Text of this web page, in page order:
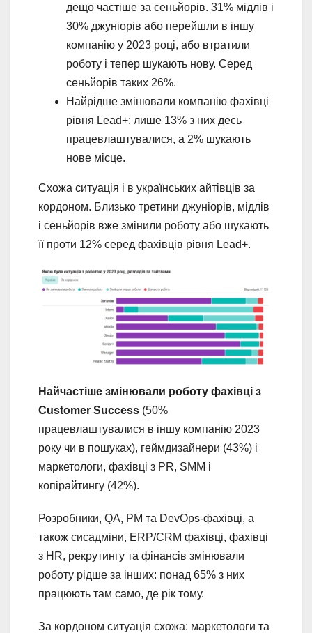
дещо частіше за сеньйорів. 31% мідлів і
30% джуніорів або перейшли в іншу
компанію у 2023 році, або втратили
роботу і тепер шукають нову. Серед
сеньйорів таких 26%.
Найрідше змінювали компанію фахівці
рівня Lead+: лише 13% з них десь
працевлаштувалися, а 2% шукають
нове місце.
Схожа ситуація і в українських айтівців за
кордоном. Близько третини джуніорів, мідлів
і сеньйорів вже змінили роботу або шукають
її проти 12% серед фахівців рівня Lead+.
Найчастіше змінювали роботу фахівці з
Customer Success (50%
працевлаштувалися в іншу компанію 2023
року чи в пошуках), геймдизайнери (43%) і
маркетологи, фахівці з PR, SMM і
копірайтингу (42%).
Розробники, QA, РМ та DevOps-фахівці, а
також сисадміни, ERP/CRM фахівці, фахівці
з HR, рекрутингу та фінансів змінювали
роботу рідше за інших: понад 65% з них
працюють там само, де рік тому.
За кордоном ситуація схожа: маркетологи та